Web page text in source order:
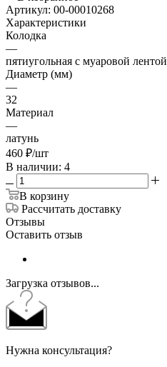
Артикул: 00-00010268
Характеристики
Колодка
—
пятиугольная с муаровой лентой
Диаметр (мм)
—
32
Материал
—
латунь
460 ₽/шт
В наличии: 4
В корзину
Рассчитать доставку
Отзывы
Оставить отзыв
Загрузка отзывов...
Нужна консультация?